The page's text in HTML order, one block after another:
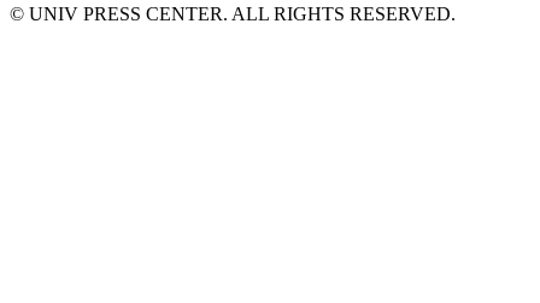
© UNIV PRESS CENTER. ALL RIGHTS RESERVED.